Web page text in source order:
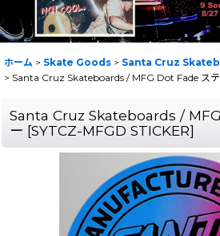
ホーム > Skate Goods > Santa Cruz
> Santa Cruz Skateboards / MFG Dot Fade ス
Santa Cruz Skateboards /
ー [SYTCZ-MFGD STICKER]